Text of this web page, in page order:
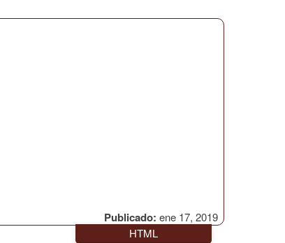
Publicado: ene 17, 2019
HTML